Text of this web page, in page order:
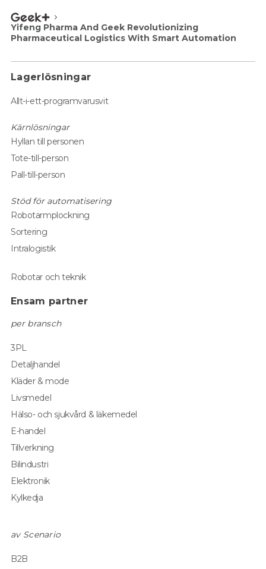
Yifeng Pharma And Geek Revolutionizing
Pharmaceutical Logistics With Smart Automation
Lagerlösningar
Allt-i-ett-programvarusvit
Kärnlösningar
Hyllan till personen
Tote-till-person
Pall-till-person
Stöd för automatisering
Robotarmplockning
Sortering
Intralogistik
Robotar och teknik
Ensam partner
per bransch
3PL
Detaljhandel
Kläder & mode
Livsmedel
Hälso- och sjukvård & läkemedel
E-handel
Tillverkning
Bilindustri
Elektronik
Kylkedja
av Scenario
B2B